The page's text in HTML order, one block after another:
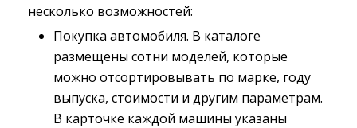
несколько возможностей:
Покупка автомобиля. В каталоге
размещены сотни моделей, которые
можно отсортировывать по марке, году
выпуска, стоимости и другим параметрам.
В карточке каждой машины указаны